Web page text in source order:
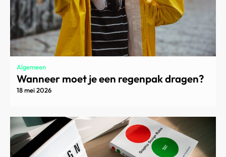
Algemeen
Wanneer moet je een regenpak dragen?
18 mei 2026